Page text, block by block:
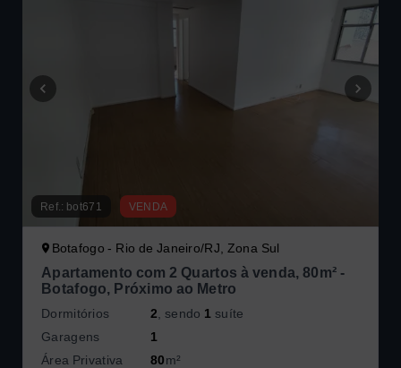
Ref.: bot671 VENDA
Botafogo - Rio de Janeiro/RJ, Zona Sul
Apartamento com 2 Quartos à venda, 80m² -
Botafogo, Próximo ao Metro
Dormitórios 2 , sendo 1 suíte
Garagens
1
Área Privativa
80m²